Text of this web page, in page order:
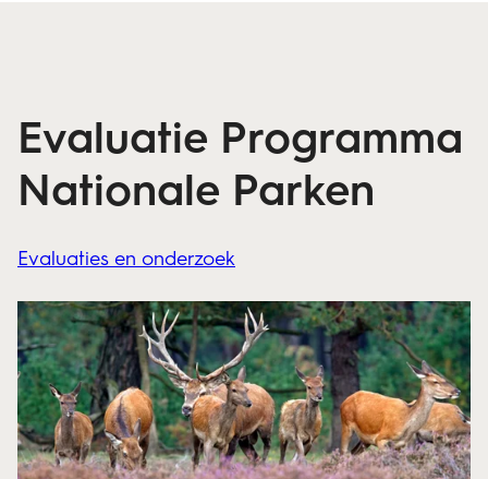
Evaluatie Programma
Nationale Parken
Evaluaties en onderzoek